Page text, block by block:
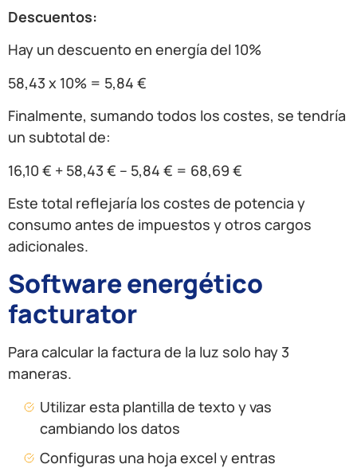
Descuentos:
Hay un descuento en energía del 10%
58,43 x 10% = 5,84 €
Finalmente, sumando todos los costes, se tendría
un subtotal de:
16,10 € + 58,43 € – 5,84 € = 68,69 €
Este total reflejaría los costes de potencia y
consumo antes de impuestos y otros cargos
adicionales.
Software energético
facturator
Para calcular la factura de la luz solo hay 3
maneras.
Utilizar esta plantilla de texto y vas
cambiando los datos
Configuras una hoja excel y entras